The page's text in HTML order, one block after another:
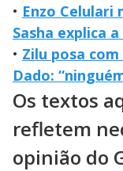
• Enzo Celulari
Sasha explica
• Zilu posa
Dado:
Os textos
refletem
opinião do